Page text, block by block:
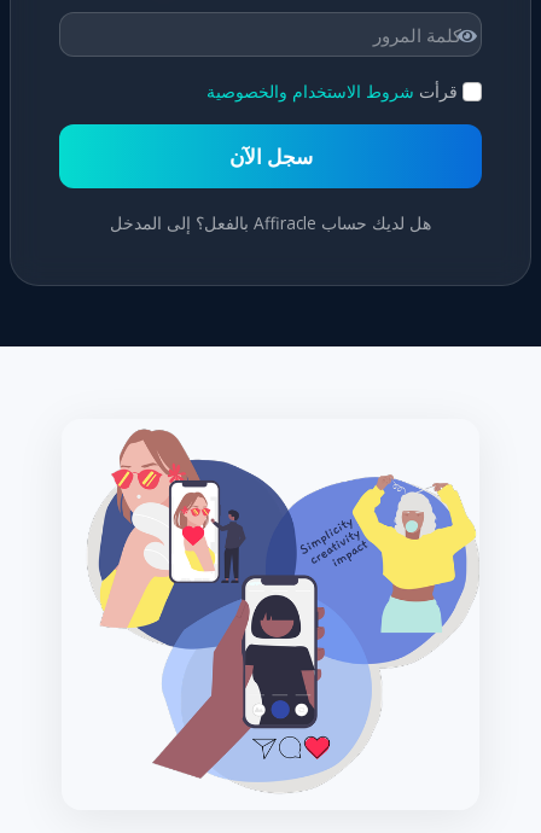
قرأت شروط الاستخدام والخصوصية
سجل الآن
هل لديك حساب Affiracle بالفعل؟ إلى المدخل